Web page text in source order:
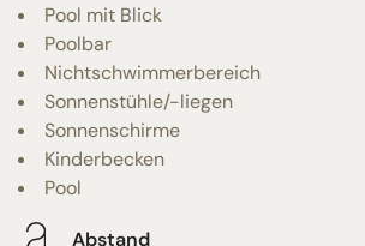
Pool mit Blick
Poolbar
Nichtschwimmerbereich
Sonnenstühle/-liegen
Sonnenschirme
Kinderbecken
Pool
Abstand